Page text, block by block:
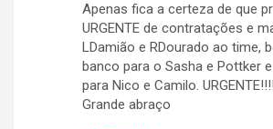
Apenas fica a certeza de que
URGENTE de contratações e
LDamião e RDourado ao time,
banco para o Sasha e Pottker e
para Nico e Camilo.
Grande abraço